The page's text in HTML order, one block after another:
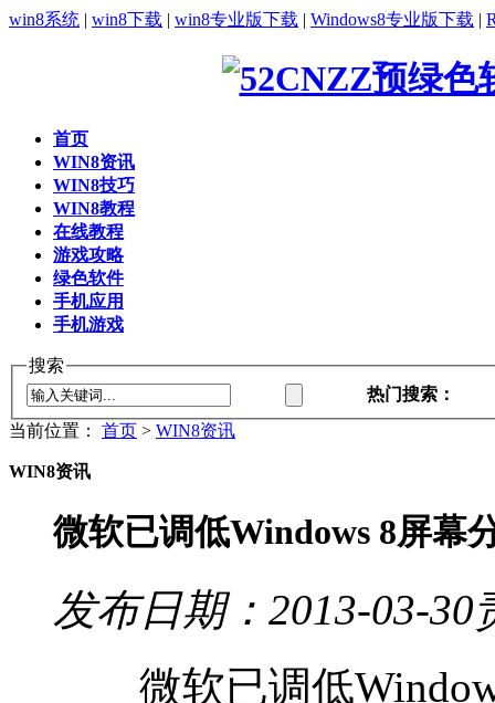
win8系统 | win8下载 | win8专业版下载 | Windows8专业版下载 |
首页
WIN8资讯
WIN8技巧
WIN8教程
在线教程
游戏攻略
绿色软件
手机应用
手机游戏
搜索
热门搜索：
当前位置： 首页 > WIN8资讯
WIN8资讯
微软已调低Windows 8屏幕
发布日期：2013-03-30
微软已调低